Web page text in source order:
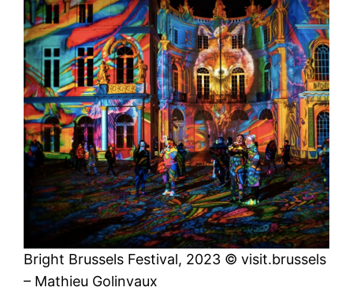
Bright Brussels Festival, 2023 © visit.brussels
– Mathieu Golinvaux